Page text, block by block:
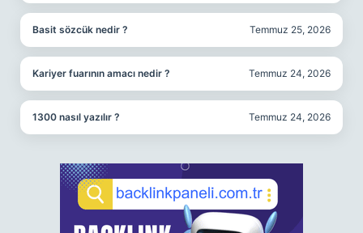
Basit sözcük nedir ? Temmuz 25, 2026
Kariyer fuarının amacı nedir ? Temmuz 24, 2026
1300 nasıl yazılır ? Temmuz 24, 2026